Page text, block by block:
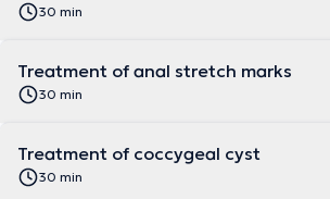
30 min
Treatment of anal stretch marks
30 min
Treatment of coccygeal cyst
30 min